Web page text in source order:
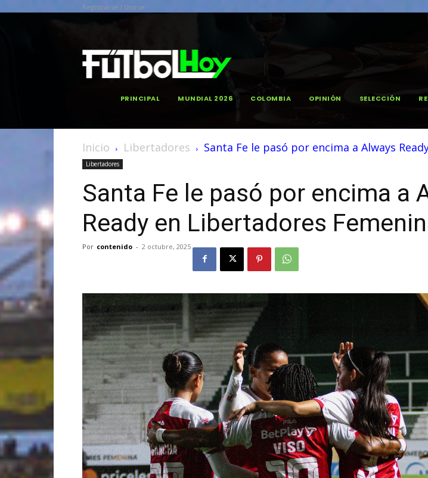
Registrarse / Unirse
PRINCIPAL MUNDIAL 2026 COLOMBIA OPINIÓN SELECCIÓN
Inicio Libertadores Santa Fe le pasó por encima a Always
Libertadores
Santa Fe le pasó por encima a
Ready en Libertadores
Por contenido - 2 octubre, 2025